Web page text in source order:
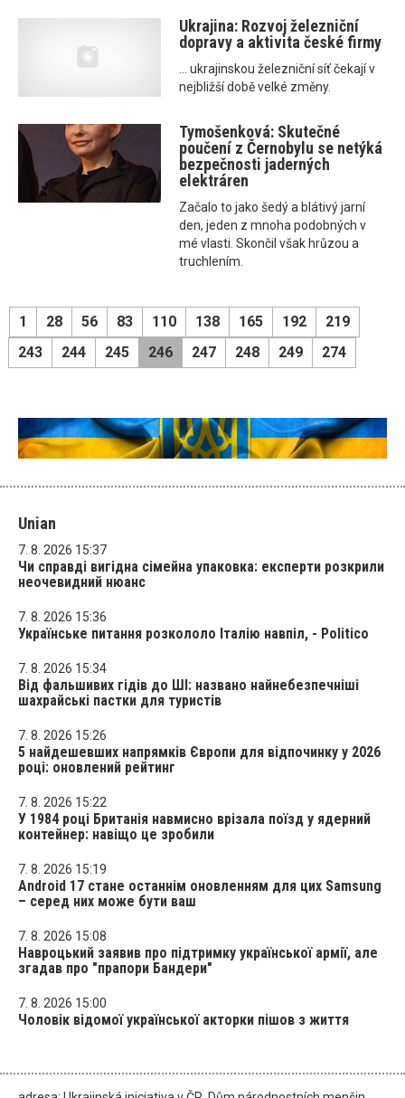
Ukrajina: Rozvoj železniční
dopravy a aktivita české firmy
... ukrajinskou železniční síť čekají v
nejbližší době velké změny.
Tymošenková: Skutečné
poučení z Černobylu se netýká
bezpečnosti jaderných
elektráren
Začalo to jako šedý a blátivý jarní
den, jeden z mnoha podobných v
mé vlasti. Skončil však hrůzou a
truchlením.
1 28 56 83 110 138 165 192
219
243
244 245 246 247 248 249 274
Unian
7. 8. 2026 15:37
Чи справді вигідна сімейна упаковка: експерти розкрили
неочевидний нюанс
7. 8. 2026 15:36
Українське питання розкололо Італію навпіл, - Politico
7. 8. 2026 15:34
Від фальшивих гідів до ШІ: названо найнебезпечніші
шахрайські пастки для туристів
7. 8. 2026 15:26
5 найдешевших напрямків Європи для відпочинку у 2026
році: оновлений рейтинг
7. 8. 2026 15:22
У 1984 році Британія навмисно врізала поїзд у ядерний
контейнер: навіщо це зробили
7. 8. 2026 15:19
Android 17 стане останнім оновленням для цих Samsung
– серед них може бути ваш
7. 8. 2026 15:08
Навроцький заявив про підтримку української армії, але
згадав про "прапори Бандери"
7. 8. 2026 15:00
Чоловік відомої української акторки пішов з життя